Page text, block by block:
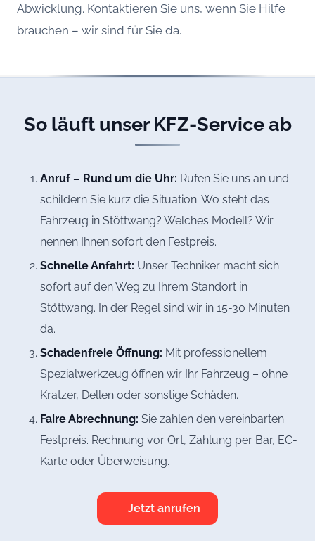
Abwicklung. Kontaktieren Sie uns, wenn Sie Hilfe
brauchen – wir sind für Sie da.
So läuft unser KFZ-Service ab
Anruf – Rund um die Uhr: Rufen Sie uns an und
schildern Sie kurz die Situation. Wo steht das
Fahrzeug in Stöttwang? Welches Modell? Wir
nennen Ihnen sofort den Festpreis.
Schnelle Anfahrt: Unser Techniker macht sich
sofort auf den Weg zu Ihrem Standort in
Stöttwang. In der Regel sind wir in 15-30 Minuten
da.
Schadenfreie Öffnung: Mit professionellem
Spezialwerkzeug öffnen wir Ihr Fahrzeug – ohne
Kratzer, Dellen oder sonstige Schäden.
Faire Abrechnung: Sie zahlen den vereinbarten
Festpreis. Rechnung vor Ort, Zahlung per Bar, EC-
Karte oder Überweisung.
Jetzt anrufen